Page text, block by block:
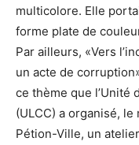
multicolore. Elle
forme plate de
Par ailleurs, «Vers
un acte de
ce thème que l’Unité
(ULCC) a organisé,
Pétion-Ville, un